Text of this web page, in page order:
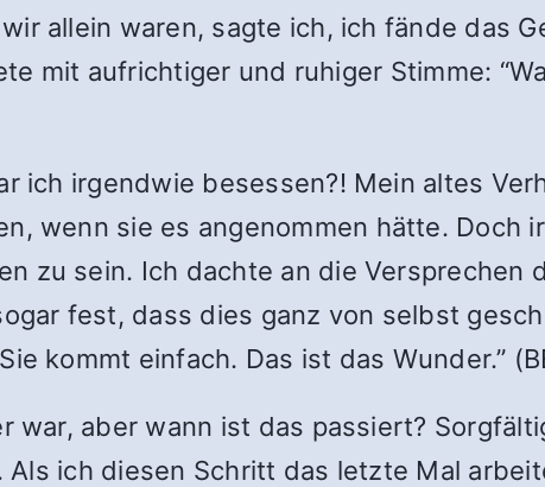
allein waren, sagte ich, ich fände das
mit aufrichtiger und ruhiger Stimme:
ich irgendwie besessen?! Mein altes
wenn sie es angenommen hätte. Doch
zu sein. Ich dachte an die Versprechen
fest, dass dies ganz von selbst
kommt einfach. Das ist das Wunder.”
war, aber wann ist das passiert?
ich diesen Schritt das letzte Mal